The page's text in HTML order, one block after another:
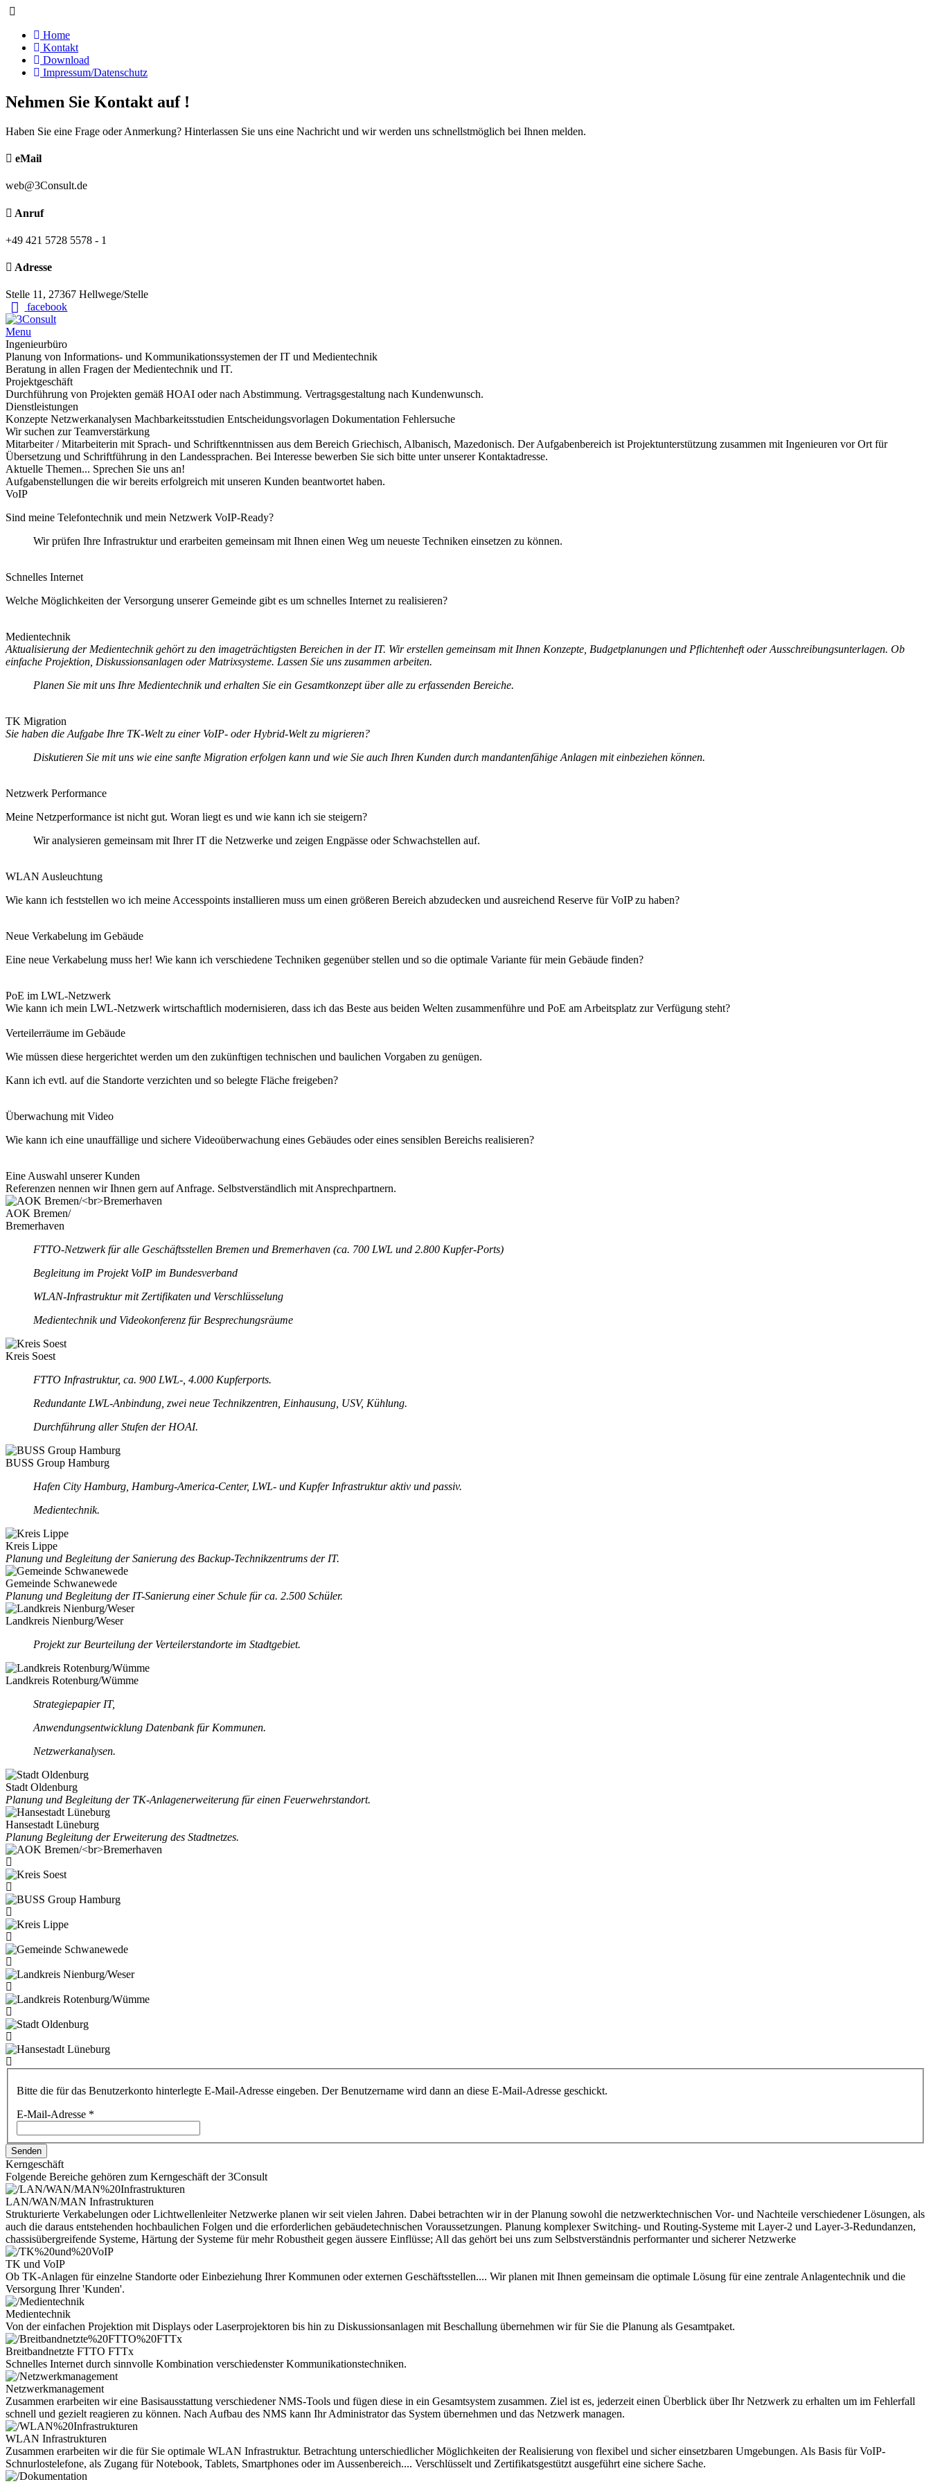
Home
Kontakt
Download
Impressum/Datenschutz
Nehmen Sie Kontakt auf !
Haben Sie eine Frage oder Anmerkung? Hinterlassen Sie uns eine Nachricht und wir werden uns schnellstmöglich bei Ihnen melden.
eMail
web@3Consult.de
Anruf
+49 421 5728 5578 - 1
Adresse
Stelle 11, 27367 Hellwege/Stelle
facebook
Menu
Ingenieurbüro
Planung von Informations- und Kommunikationssystemen der IT und Medientechnik
Beratung in allen Fragen der Medientechnik und IT.
Projektgeschäft
Durchführung von Projekten gemäß HOAI oder nach Abstimmung. Vertragsgestaltung nach Kundenwunsch.
Dienstleistungen
Konzepte Netzwerkanalysen Machbarkeitsstudien Entscheidungsvorlagen Dokumentation Fehlersuche
Wir suchen zur Teamverstärkung
Mitarbeiter / Mitarbeiterin mit Sprach- und Schriftkenntnissen aus dem Bereich Griechisch, Albanisch, Mazedonisch. Der Aufgabenbereich ist Projektunterstützung zusammen mit Ingenieuren vor Ort für
Übersetzung und Schriftführung in den Landessprachen. Bei Interesse bewerben Sie sich bitte unter unserer Kontaktadresse.
Aktuelle Themen... Sprechen Sie uns an!
Aufgabenstellungen die wir bereits erfolgreich mit unseren Kunden beantwortet haben.
VoIP
Sind meine Telefontechnik und mein Netzwerk VoIP-Ready?
Wir prüfen Ihre Infrastruktur und erarbeiten gemeinsam mit Ihnen einen Weg um neueste Techniken einsetzen zu können.
Schnelles Internet
Welche Möglichkeiten der Versorgung unserer Gemeinde gibt es um schnelles Internet zu realisieren?
Medientechnik
Aktualisierung der Medientechnik gehört zu den imageträchtigsten Bereichen in der IT. Wir erstellen gemeinsam mit Ihnen Konzepte, Budgetplanungen und Pflichtenheft oder Ausschreibungsunterlagen. Ob
einfache Projektion, Diskussionsanlagen oder Matrixsysteme. Lassen Sie uns zusammen arbeiten.
Planen Sie mit uns Ihre Medientechnik und erhalten Sie ein Gesamtkonzept über alle zu erfassenden Bereiche.
TK Migration
Sie haben die Aufgabe Ihre TK-Welt zu einer VoIP- oder Hybrid-Welt zu migrieren?
Diskutieren Sie mit uns wie eine sanfte Migration erfolgen kann und wie Sie auch Ihren Kunden durch mandantenfähige Anlagen mit einbeziehen können.
Netzwerk Performance
Meine Netzperformance ist nicht gut. Woran liegt es und wie kann ich sie steigern?
Wir analysieren gemeinsam mit Ihrer IT die Netzwerke und zeigen Engpässe oder Schwachstellen auf.
WLAN Ausleuchtung
Wie kann ich feststellen wo ich meine Accesspoints installieren muss um einen größeren Bereich abzudecken und ausreichend Reserve für VoIP zu haben?
Neue Verkabelung im Gebäude
Eine neue Verkabelung muss her! Wie kann ich verschiedene Techniken gegenüber stellen und so die optimale Variante für mein Gebäude finden?
PoE im LWL-Netzwerk
Wie kann ich mein LWL-Netzwerk wirtschaftlich modernisieren, dass ich das Beste aus beiden Welten zusammenführe und PoE am Arbeitsplatz zur Verfügung steht?
Verteilerräume im Gebäude
Wie müssen diese hergerichtet werden um den zukünftigen technischen und baulichen Vorgaben zu genügen.
Kann ich evtl. auf die Standorte verzichten und so belegte Fläche freigeben?
Überwachung mit Video
Wie kann ich eine unauffällige und sichere Videoüberwachung eines Gebäudes oder eines sensiblen Bereichs realisieren?
Eine Auswahl unserer Kunden
Referenzen nennen wir Ihnen gern auf Anfrage. Selbstverständlich mit Ansprechpartnern.
AOK Bremen/
Bremerhaven
FTTO-Netzwerk für alle Geschäftsstellen Bremen und Bremerhaven (ca. 700 LWL und 2.800 Kupfer-Ports)
Begleitung im Projekt VoIP im Bundesverband
WLAN-Infrastruktur mit Zertifikaten und Verschlüsselung
Medientechnik und Videokonferenz für Besprechungsräume
Kreis Soest
FTTO Infrastruktur, ca. 900 LWL-, 4.000 Kupferports.
Redundante LWL-Anbindung, zwei neue Technikzentren, Einhausung, USV, Kühlung.
Durchführung aller Stufen der HOAI.
BUSS Group Hamburg
Hafen City Hamburg, Hamburg-America-Center, LWL- und Kupfer Infrastruktur aktiv und passiv.
Medientechnik.
Kreis Lippe
Planung und Begleitung der Sanierung des Backup-Technikzentrums der IT.
Gemeinde Schwanewede
Planung und Begleitung der IT-Sanierung einer Schule für ca. 2.500 Schüler.
Landkreis Nienburg/Weser
Projekt zur Beurteilung der Verteilerstandorte im Stadtgebiet.
Landkreis Rotenburg/Wümme
Strategiepapier IT,
Anwendungsentwicklung Datenbank für Kommunen.
Netzwerkanalysen.
Stadt Oldenburg
Planung und Begleitung der TK-Anlagenerweiterung für einen Feuerwehrstandort.
Hansestadt Lüneburg
Planung Begleitung der Erweiterung des Stadtnetzes.
Bitte die für das Benutzerkonto hinterlegte E-Mail-Adresse eingeben. Der Benutzername wird dann an diese E-Mail-Adresse geschickt.
E-Mail-Adresse *
Senden
Kerngeschäft
Folgende Bereiche gehören zum Kerngeschäft der 3Consult
LAN/WAN/MAN Infrastrukturen
Strukturierte Verkabelungen oder Lichtwellenleiter Netzwerke planen wir seit vielen Jahren. Dabei betrachten wir in der Planung sowohl die netzwerktechnischen Vor- und Nachteile verschiedener Lösungen, als
auch die daraus entstehenden hochbaulichen Folgen und die erforderlichen gebäudetechnischen Voraussetzungen. Planung komplexer Switching- und Routing-Systeme mit Layer-2 und Layer-3-Redundanzen,
chassisübergreifende Systeme, Härtung der Systeme für mehr Robustheit gegen äussere Einflüsse; All das gehört bei uns zum Selbstverständnis performanter und sicherer Netzwerke
TK und VoIP
Ob TK-Anlagen für einzelne Standorte oder Einbeziehung Ihrer Kommunen oder externen Geschäftsstellen.... Wir planen mit Ihnen gemeinsam die optimale Lösung für eine zentrale Anlagentechnik und die
Versorgung Ihrer 'Kunden'.
Medientechnik
Von der einfachen Projektion mit Displays oder Laserprojektoren bis hin zu Diskussionsanlagen mit Beschallung übernehmen wir für Sie die Planung als Gesamtpaket.
Breitbandnetzte FTTO FTTx
Schnelles Internet durch sinnvolle Kombination verschiedenster Kommunikationstechniken.
Netzwerkmanagement
Zusammen erarbeiten wir eine Basisausstattung verschiedener NMS-Tools und fügen diese in ein Gesamtsystem zusammen. Ziel ist es, jederzeit einen Überblick über Ihr Netzwerk zu erhalten um im Fehlerfall
schnell und gezielt reagieren zu können. Nach Aufbau des NMS kann Ihr Administrator das System übernehmen und das Netzwerk managen.
WLAN Infrastrukturen
Zusammen erarbeiten wir die für Sie optimale WLAN Infrastruktur. Betrachtung unterschiedlicher Möglichkeiten der Realisierung von flexibel und sicher einsetzbaren Umgebungen. Als Basis für VoIP-
Schnurlostelefone, als Zugang für Notebook, Tablets, Smartphones oder im Aussenbereich.... Verschlüsselt und Zertifikatsgestützt ausgeführt eine sichere Sache.